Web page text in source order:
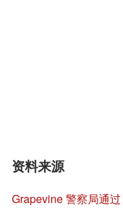
资料来源
Grapevine 警察局通